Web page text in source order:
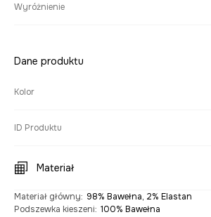
Wyróżnienie
Dane produktu
Kolor
ID Produktu
Materiał
Materiał główny: 98% Bawełna, 2% Elastan
Podszewka kieszeni: 100% Bawełna